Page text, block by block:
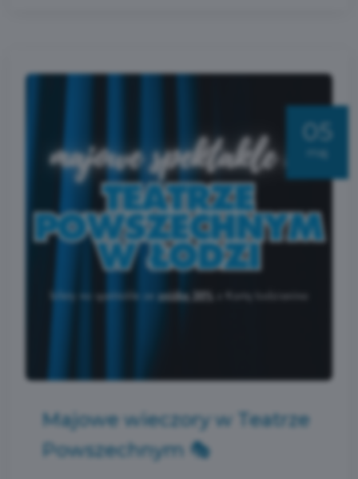
05
maj
Majowe wieczory w Teatrze
Powszechnym 🎭